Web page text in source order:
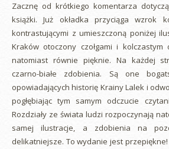
Zacznę od krótkiego komentarza
książki. Już okładka przyciąga wzrok
kontrastującymi z umieszczoną poniżej
Kraków otoczony czołgami i
natomiast równie pięknie. Na każdej
czarno-białe zdobienia. Są one
opowiadających historię Krainy Lalek i
pogłębiając tym samym odczucie
Rozdziały ze świata ludzi rozpoczynają
samej ilustracje, a zdobienia na
delikatniejsze. To wydanie jest przepiękne!